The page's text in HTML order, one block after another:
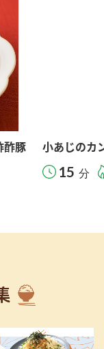
酢豚 小あじのカ
15 分